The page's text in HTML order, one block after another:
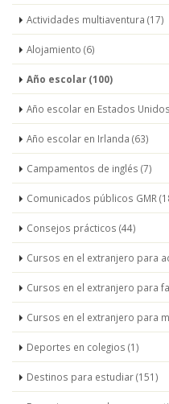
Actividades multiaventura (17)
Alojamiento (6)
Año escolar (100)
Año escolar en Estados
Año escolar en Irlanda (63)
Campamentos de inglés (7)
Comunicados públicos GMR
Consejos prácticos (44)
Cursos en el extranjero para
Cursos en el extranjero para
Cursos en el extranjero para
Deportes en colegios (1)
Destinos para estudiar (151)